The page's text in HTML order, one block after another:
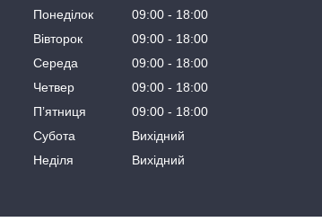
Понеділок 09:00
18:00
Вівторок
09:00
18:00
Середа
09:00
18:00
Четвер
09:00
18:00
Пʼятниця
09:00
18:00
Субота
Вихідний
Неділя
Вихідний